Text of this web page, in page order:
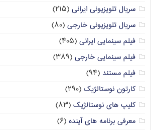
سریال تلویزیونی ایرانی (۲۱۵)
سریال تلویزیونی خارجی (۸۰)
فیلم سینمایی ایرانی (۴۰۵)
فیلم سینمایی خارجی (۳۸۹)
فیلم مستند (۹۴)
کارتون نوستالژیک (۲۹۰)
کلیپ های نوستالژیک (۸۳)
معرفی برنامه های آینده (۶)